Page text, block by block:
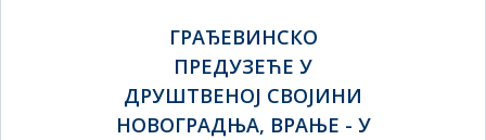
ГРАЂЕВИНСКО
ПРЕДУЗЕЋЕ У
ДРУШТВЕНОЈ СВОЈИНИ
НОВОГРАДЊА, ВРАЊЕ - У